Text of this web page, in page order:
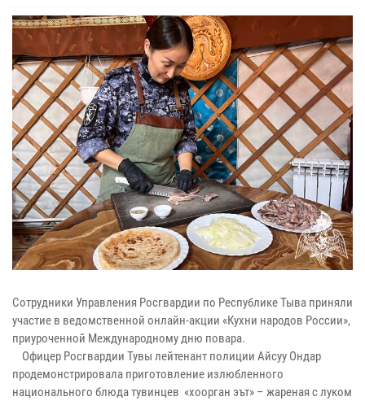
Сотрудники Управления Росгвардии по Республике Тыва приняли
участие в ведомственной онлайн-акции «Кухни народов России»,
приуроченной Международному дню повара.
Офицер Росгвардии Тувы лейтенант полиции Айсуу Ондар
продемонстрировала приготовление излюбленного
национального блюда тувинцев «хоорган эът» – жареная с луком